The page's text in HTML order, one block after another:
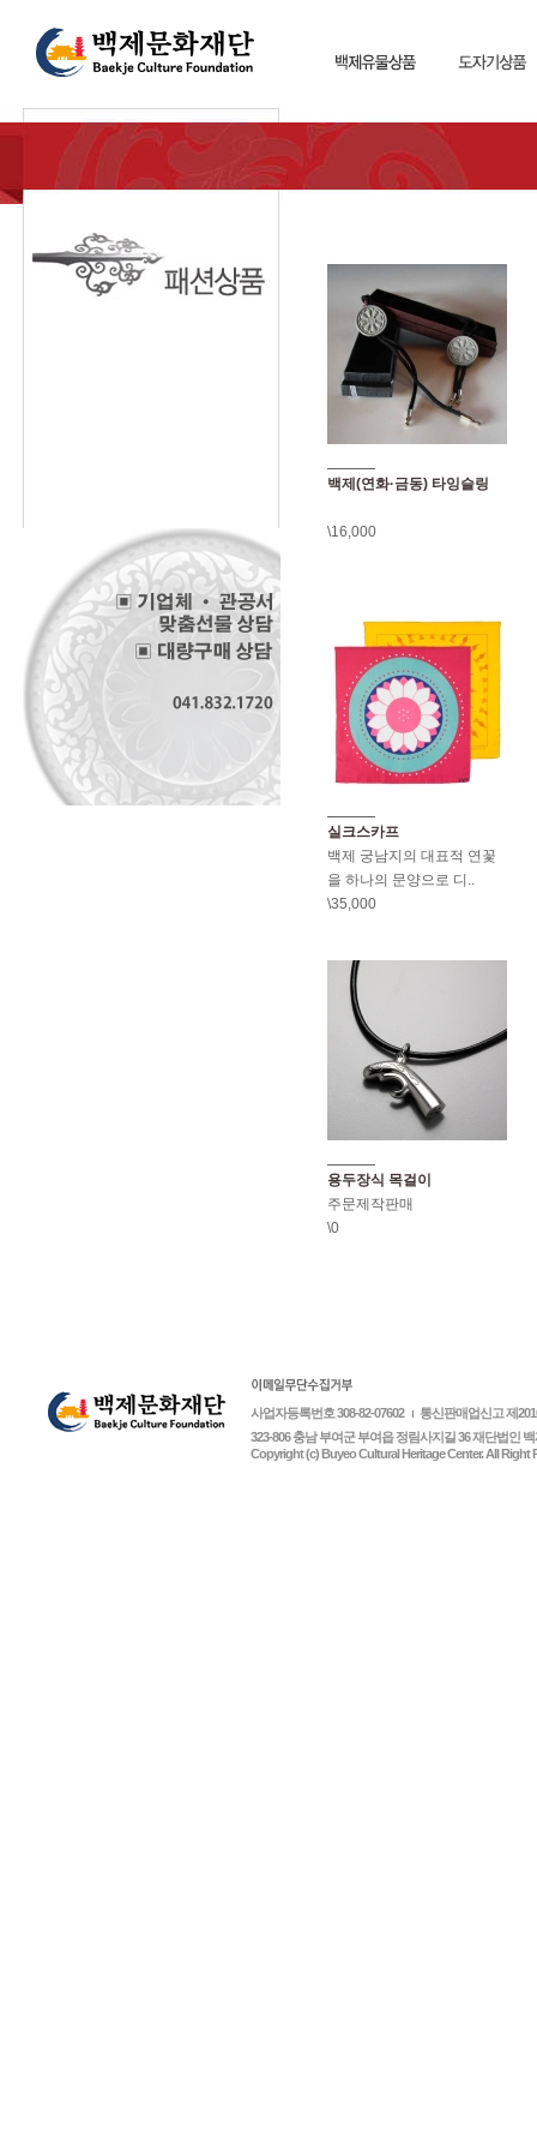
백제(연화·금동) 타잉슬링
\16,000
실크스카프
백제 궁남지의 대표적 연꽃
을 하나의 문양으로 디..
\35,000
용두장식 목걸이
주문제작판매
\0
사업자등록번호 308-82-07602
통신판매업신고 제
323-806 충남 부여군 부여읍 정림사지길 36 재단법인 백
Copyright (c) Buyeo Cultural Heritage Center. All Right